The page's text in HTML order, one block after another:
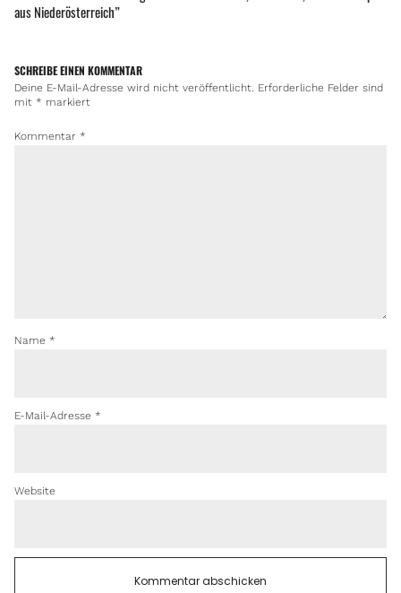
aus Niederösterreich”
SCHREIBE EINEN KOMMENTAR
Deine E-Mail-Adresse wird nicht veröffentlicht. Erforderliche Felder sind
mit* markiert
Kommentar*
Name*
E-Mail-Adresse*
Website